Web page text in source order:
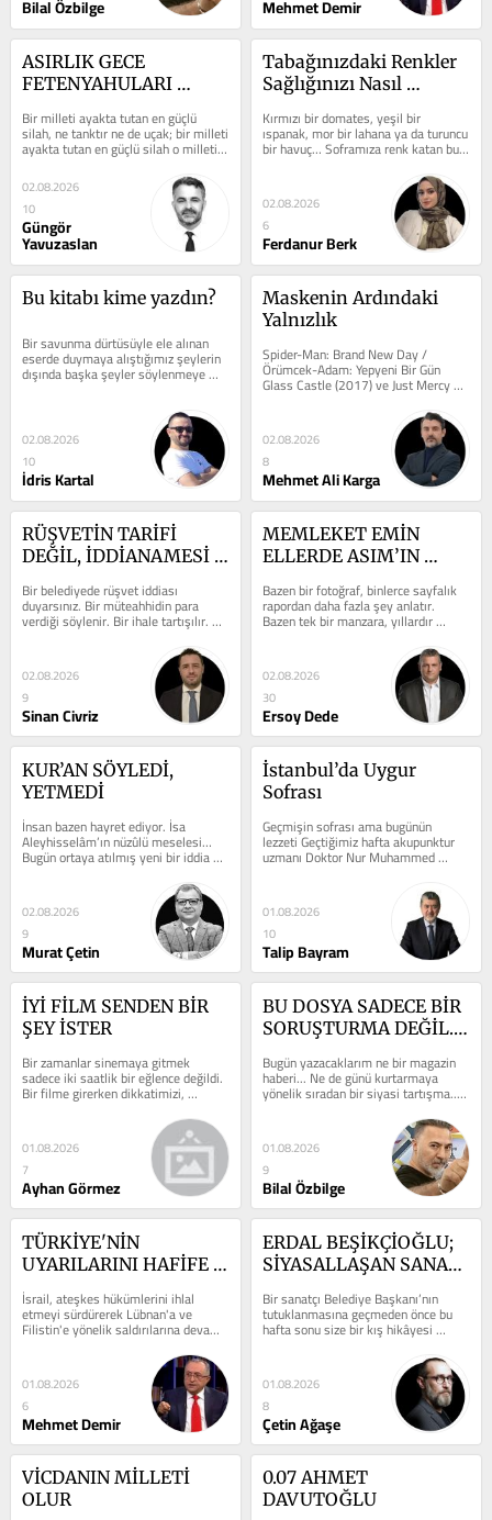
Bilal Özbilge Mehmet Demir
ASIRLIK GECE
FETENYAHULARI
Bir milleti ayakta tutan en güçlü
silah, ne tanktır ne de uçak; bir milleti
ayakta tutan en güçlü silah o milletin
diri tuttuğu...
02.08.2026
10
Güngör
Yavuzaslan
Tabağınızdaki Renkler
Sağlığınızı Nasıl
Kırmızı bir domates, yeşil bir
ıspanak, mor bir lahana ya da turuncu
bir havuç… Soframıza renk katan bu
besinler sadece göze hitap etmez....
02.08.2026
6
Ferdanur Berk
Bu kitabı kime yazdın?
Bir savunma dürtüsüyle ele alınan
eserde duymaya alıştığımız şeylerin
dışında başka şeyler söylenmeye
gayret edilmiş. Gerek ismi...
02.08.2026
10
İdris Kartal
Maskenin Ardındaki
Yalnızlık
Spider-Man: Brand New Day /
Örümcek-Adam: Yepyeni Bir Gün
Glass Castle (2017) ve Just Mercy
(2019) gibi güçlü dramalarla tanınan,
02.08.2026
8
Mehmet Ali Karga
RÜŞVETİN TARİFİ
DEĞİL, İDDİANAMESİ
Bir belediyede rüşvet iddiası
duyarsınız. Bir müteahhidin para
verdiği söylenir. Bir ihale tartışılır.
Bunlar Türkiye’nin ne yazık ki...
02.08.2026
9
Sinan Civriz
MEMLEKET EMİN
ELLERDE ASIM’IN
Bazen bir fotoğraf, binlerce sayfalık
rapordan daha fazla şey anlatır.
Bazen tek bir manzara, yıllardır
kurulan bütün karamsar cümleleri...
02.08.2026
30
Ersoy Dede
KUR’AN SÖYLEDİ,
YETMEDİ
İnsan bazen hayret ediyor. İsa
Aleyhisselâm’ın nüzûlü meselesi…
Bugün ortaya atılmış yeni bir iddia
değildir. Resûlullah...
02.08.2026
9
Murat Çetin
İstanbul’da Uygur
Sofrası
Geçmişin sofrası ama bugünün
lezzeti Geçtiğimiz hafta akupunktur
uzmanı Doktor Nur Muhammed
01.08.2026
10
Talip Bayram
İYİ FİLM SENDEN BİR
ŞEY İSTER
Bir zamanlar sinemaya gitmek
sadece iki saatlik bir eğlence değildi.
Bir filme girerken dikkatimizi,
sabrımızı ve duygularımızı da
01.08.2026
7
Ayhan Görmez
BU DOSYA SADECE BİR
SORUŞTURMA DEĞİL...
Bugün yazacaklarım ne bir magazin
haberi... Ne de günü kurtarmaya
yönelik sıradan bir siyasi tartışma...
Bugün konuşulan mesele; enkaz...
01.08.2026
9
Bilal Özbilge
TÜRKİYE'NİN
UYARILARINI HAFİFE
İÇİN HAYAT MEMAT
MESELESİDİR!
İsrail, ateşkes hükümlerini ihlal
etmeyi sürdürerek Lübnan'a ve
Filistin'e yönelik saldırılarına devam
ediyor. Her yeni...
01.08.2026
6
Mehmet Demir
ERDAL BEŞİKÇİOĞLU;
SİYASALLAŞAN SANAT,
HAYAT HİKAYESİ
Bir sanatçı Belediye Başkanı’nın
tutuklanmasına geçmeden önce bu
hafta sonu size bir kış hikâyesi
anlatmak istiyorum. Uzun yıllar...
01.08.2026
8
Çetin Ağaşe
VİCDANIN MİLLETİ
OLUR
0.07 AHMET
DAVUTOĞLU